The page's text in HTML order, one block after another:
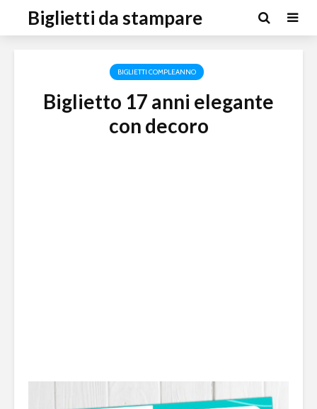
Biglietti da stampare
BIGLIETTI COMPLEANNO
Biglietto 17 anni elegante
con decoro